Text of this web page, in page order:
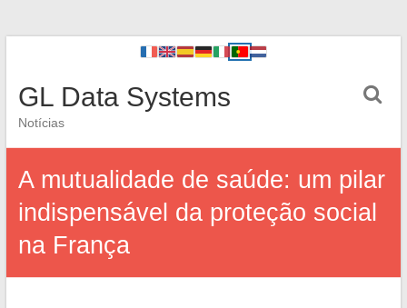
GL Data Systems
Notícias
A mutualidade de saúde: um pilar
indispensável da proteção social
na França